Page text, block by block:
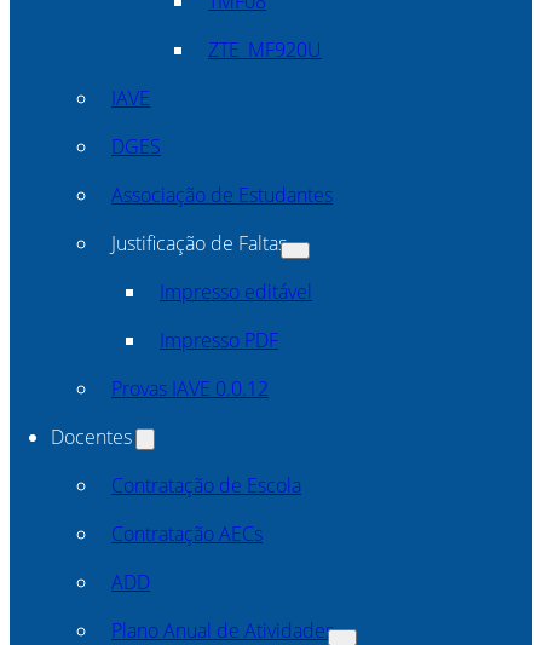
ZTE_MF920U
IAVE
DGES
Associação de Estudantes
Justificação de Faltas
Impresso editável
Impresso PDF
Provas IAVE 0.0.12
Docentes
Contratação de Escola
Contratação AECs
ADD
Plano Anual de Atividades